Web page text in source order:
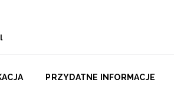
PRZYDATNE INFORMACJE